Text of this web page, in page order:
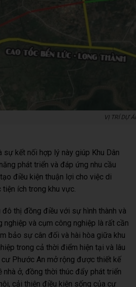
VỊ TRÍ DỰ
kết nối hợp lý này giúp Khu Dân
phát triển và đáp ứng nhu cầu
điều kiện thuận lợi cho việc di
ích trong khu vực.
đô thị đồng điều với sự hình thành và
nghiệp và cụm công nghiệp là rất cần
bảo sự cân đối và hài hòa giữa khu
trong cả thời điểm hiện tại và lâu
cư Phước An mở rộng được thiết kế
nhà ở, đồng thời thúc đẩy phát triển
cải thiện điều kiện sống của cư